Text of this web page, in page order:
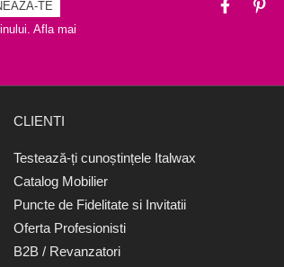
Afla mai
CLIENTI
Testează-ți cunoștințele Italwax
Catalog Mobilier
Puncte de Fidelitate si Invitatii
Oferta Profesionisti
B2B / Revanzatori